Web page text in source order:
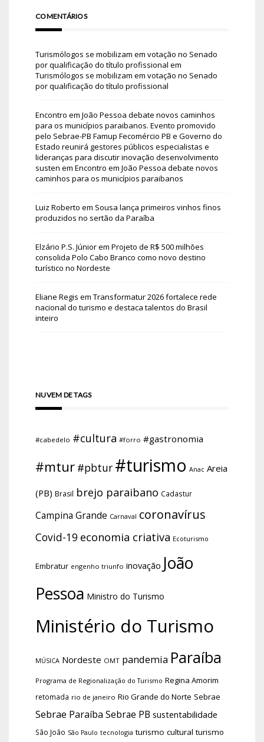
COMENTÁRIOS
Turismólogos se mobilizam em votação no Senado
por qualificação do título profissional em
Turismólogos se mobilizam em votação no Senado
por qualificação do título profissional
Encontro em João Pessoa debate novos caminhos
para os municípios paraibanos. Evento promovido
pelo Sebrae-PB Famup Fecomércio PB e Governo do
Estado reunirá gestores públicos especialistas e
lideranças para discutir inovação desenvolvimento
susten em Encontro em João Pessoa debate novos
caminhos para os municípios paraibanos
Luiz Roberto em Sousa lança primeiros vinhos finos
produzidos no sertão da Paraíba
Elzário P.S. Júniorem Projeto de R$ 500 milhões
consolida Polo Cabo Branco como novo destino
turístico no Nordeste
Eliane Regis em Transformatur 2026 fortalece rede
nacional do turismo e destaca talentos do Brasil
inteiro
NUVEM DE TAGS
#cabedelo #cultura #forro #gastronomia
#mtur #pbtur #turismo Anac Areia
(PB) Brasil brejo paraibano Cadastur
Campina Grande Carnaval coronavírus
Covid-19 economia criativa Ecoturismo
Embratur engenho triunfo inovação João
Pessoa Ministro do Turismo
Ministério do Turismo
MÚSICA Nordeste OMT pandemia Paraíba
Programa de Regionalização do Turismo Regina Amorim
retomada rio de janeiro Rio Grande do Norte Sebrae
Sebrae Paraíba Sebrae PB sustentabilidade
São João São Paulo tecnologia turismo cultural turismo